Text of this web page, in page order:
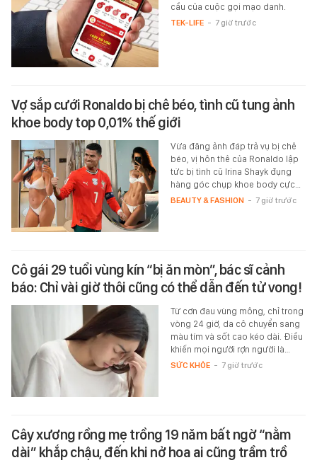
cầu của cuộc gọi mạo danh.
TEK-LIFE - 7 giờ trước
Vợ sắp cưới Ronaldo bị chê béo, tình cũ tung ảnh
khoe body top 0,01% thế giới
Vừa đăng ảnh đáp trả vụ bị chê
béo, vị hôn thê của Ronaldo lập
tức bị tình cũ Irina Shayk đụng
hàng góc chụp khoe body cực…
BEAUTY & FASHION - 7 giờ trước
Cô gái 29 tuổi vùng kín “bị ăn mòn”, bác sĩ cảnh
báo: Chỉ vài giờ thôi cũng có thể dẫn đến tử vong!
Từ cơn đau vùng mông, chỉ trong
vòng 24 giờ, da cô chuyển sang
màu tím và sốt cao kéo dài. Điều
khiến mọi người rợn người là…
SỨC KHỎE - 7 giờ trước
Cây xương rồng mẹ trồng 19 năm bất ngờ “nằm
dài” khắp chậu, đến khi nở hoa ai cũng trầm trồ